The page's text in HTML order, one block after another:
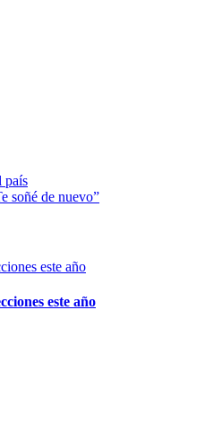
país
soñé de nuevo”
este año